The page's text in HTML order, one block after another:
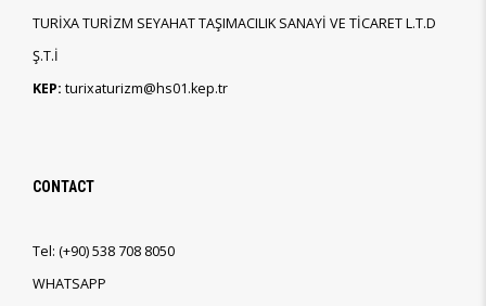
TURİXA TURİZM SEYAHAT TAŞIMACILIK SANAYİ VE TİCARET L.T.D
Ş.T.İ
KEP: turixaturizm@hs01.kep.tr
CONTACT
Tel: (+90)538 708 8050
WHATSAPP